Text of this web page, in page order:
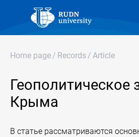
Home page / Records / Article
Геополитическое
Крыма
В статье рассматриваются